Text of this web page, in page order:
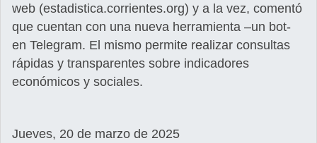
web (estadistica.corrientes.org) y a la vez, comentó
que cuentan con una nueva herramienta –un bot-
en Telegram. El mismo permite realizar consultas
rápidas y transparentes sobre indicadores
económicos y sociales.
Jueves, 20 de marzo de 2025